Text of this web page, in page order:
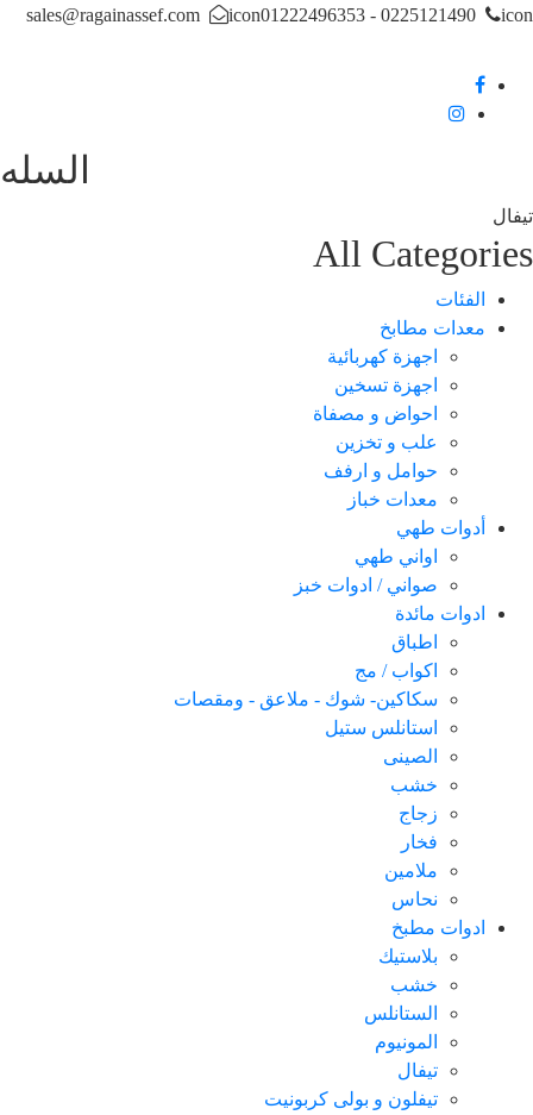
0225121490 - 01222496353
icon
sales@ragainassef.com
السله
All
الفئات
معدات مطابخ
اجهزة كهربائية
اجهزة تسخين
احواض و مصفاة
علب و تخزين
حوامل و ارفف
معدات خباز
أدوات طهي
اواني طهي
صواني / ادوات خبز
ادوات مائدة
اطباق
اكواب / مج
سكاكین- شوك - ملاعق - ومقصات
استانلس ستيل
الصينى
خشب
زجاج
فخار
ملامين
نحاس
ادوات مطبخ
بلاستيك
خشب
الستانلس
المونيوم
تيفال
تيفلون و بولى كربونيت